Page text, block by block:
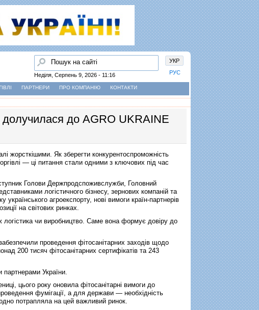
УКР
РУС
Пошук
Неділя, Серпень 9, 2026 - 11:16
ПАРТНЕРИ ПРО КОМПАНІЮ КОНТАКТИ
до AGRO UKRAINE
жорсткішими. Як зберегти конкурентоспроможність
— ці питання стали одними з ключових під час
Голови Держпродспоживслужби, Головний
логістичного бізнесу, зернових компаній та
агроекспорту, нові вимоги країн-партнерів
на світових ринках.
чи виробництво. Саме вона формує довіру до
проведення фітосанітарних заходів щодо
200 тисяч фітосанітарних сертифікатів та 243
України.
цього року оновила фітосанітарні вимоги до
фумігації, а для держави — необхідність
потрапляла на цей важливий ринок.